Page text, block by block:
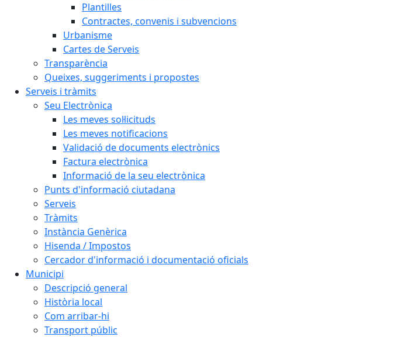
Plantilles
Contractes, convenis i subvencions
Urbanisme
Cartes de Serveis
Transparència
Queixes, suggeriments i propostes
Serveis i tràmits
Seu Electrònica
Les meves sol·licituds
Les meves notificacions
Validació de documents electrònics
Factura electrònica
Informació de la seu electrònica
Punts d'informació ciutadana
Serveis
Tràmits
Instància Genèrica
Hisenda / Impostos
Cercador d'informació i documentació oficials
Municipi
Descripció general
Història local
Com arribar-hi
Transport públic